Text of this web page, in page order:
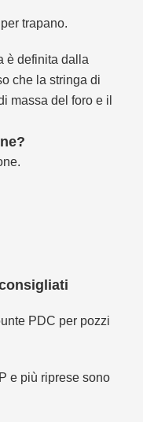
trapano.
è definita dalla
che la stringa di
massa del foro e il
PDC per pozzi
e più riprese sono